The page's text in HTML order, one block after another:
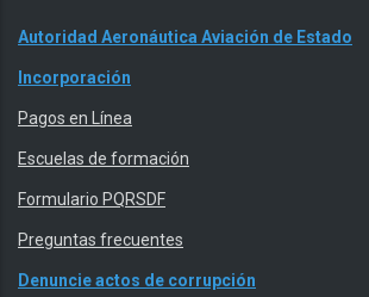
Autoridad Aeronáutica Aviación de Estado
Incorporación
Pagos en Línea
Escuelas de formación
Formulario PQRSDF
Preguntas frecuentes
Denuncie actos de corrupción